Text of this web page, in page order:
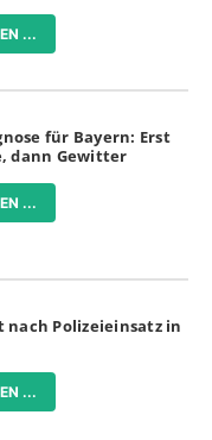
...
für Bayern: Erst
dann Gewitter
...
nach Polizeieinsatz in
...